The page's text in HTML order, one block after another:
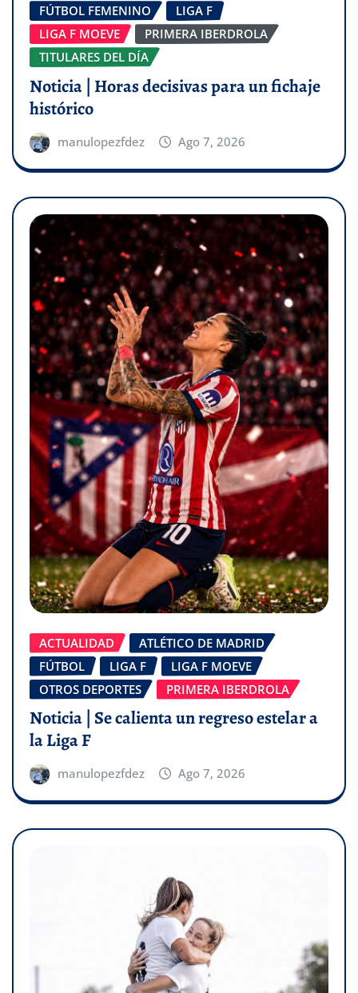
FÚTBOL FEMENINO
LIGA F
LIGA F MOEVE
PRIMERA IBERDROLA
TITULARES DEL DÍA
Noticia | Horas decisivas para un fichaje
histórico
manulopezfdez Ago 7, 2026
ACTUALIDAD
ATLÉTICO DE MADRID
FÚTBOL
LIGA F
LIGA F MOEVE
OTROS DEPORTES
PRIMERA IBERDROLA
Noticia | Se calienta un regreso estelar a
la Liga F
manulopezfdez Ago 7, 2026